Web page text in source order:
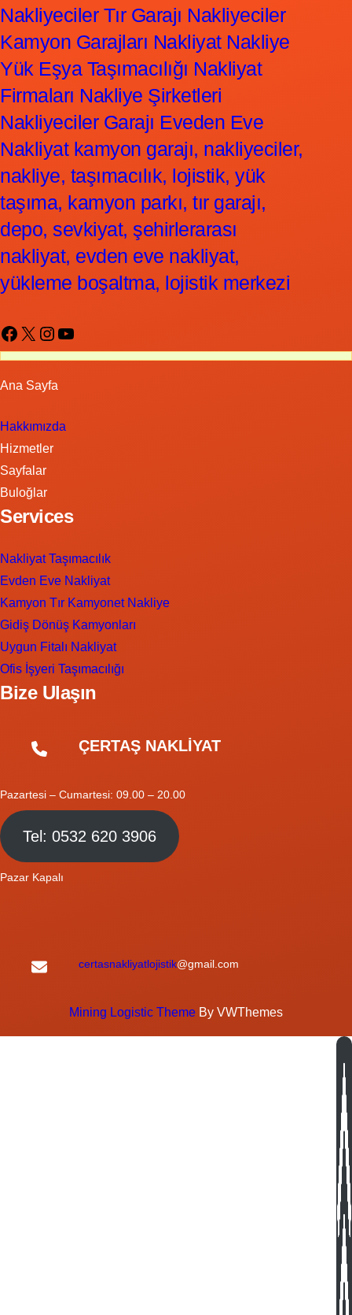
Nakliyeciler Tır Garajı Nakliyeciler
Kamyon Garajları Nakliyat Nakliye
Yük Eşya Taşımacılığı Nakliyat
Firmaları Nakliye Şirketleri
Nakliyeciler Garajı Eveden Eve
Nakliyat kamyon garajı, nakliyeciler,
nakliye, taşımacılık, lojistik, yük
taşıma, kamyon parkı, tır garajı,
depo, sevkiyat, şehirlerarası
nakliyat, evden eve nakliyat,
yükleme boşaltma, lojistik merkezi
Facebook X Instagram YouTube
Ana Sayfa
Hakkımızda
Hizmetler
Sayfalar
Buloğlar
Services
Nakliyat Taşımacılık
Evden Eve Nakliyat
Kamyon Tır Kamyonet Nakliye
Gidiş Dönüş Kamyonları
Uygun Fitalı Nakliyat
Ofis İşyeri Taşımacılığı
Bize Ulaşın
ÇERTAŞ NAKLİYAT
Pazartesi – Cumartesi: 09.00 – 20.00
Tel: 0532 620 3906
Pazar Kapalı
certasnakliyatlojistik@gmail.com
Mining Logistic Theme By VWThemes